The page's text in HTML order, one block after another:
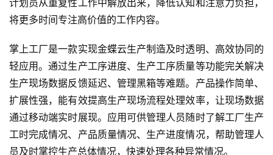
计划员从重复性工作中解放出来，降低认知和注意力负担，
将更多时间专注高价值的工作内容。
掌上工厂是一款实现金蝶云生产制造及时透明、高效协同的
轻应用。通过生产工序进度、生产工序质量等功能完关解决
生产现场数据反馈延迟、管理黑箱等难题。产品操作简单、
扩展性强，能有效提高生产现场流程处理效率，让现场数据
通过移动端实时展现。应用可供管理人员随时了解工厂生产
工时完成情况、产品质量情况、生产进度情况，帮助管理人
员及时掌控生产总体情况，快速处理各种异常情况。